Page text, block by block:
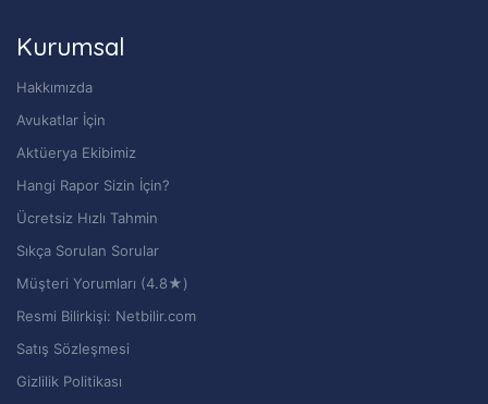
Kurumsal
Hakkımızda
Avukatlar İçin
Aktüerya Ekibimiz
Hangi Rapor Sizin İçin?
Ücretsiz Hızlı Tahmin
Sıkça Sorulan Sorular
Müşteri Yorumları (4.8★)
Resmi Bilirkişi: Netbilir.com
Satış Sözleşmesi
Gizlilik Politikası